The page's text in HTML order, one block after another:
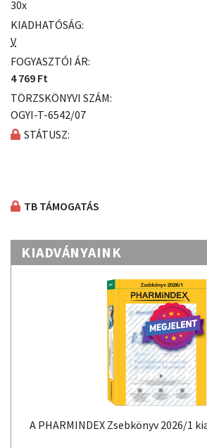
30x
KIADHATÓSÁG:
V
FOGYASZTÓI ÁR:
4 769 Ft
TÖRZSKÖNYVI SZÁM:
OGYI-T-6542/07
STÁTUSZ:
TB TÁMOGATÁS
KIADVÁNYAINK
A PHARMINDEX Zsebkönyv 2026/1